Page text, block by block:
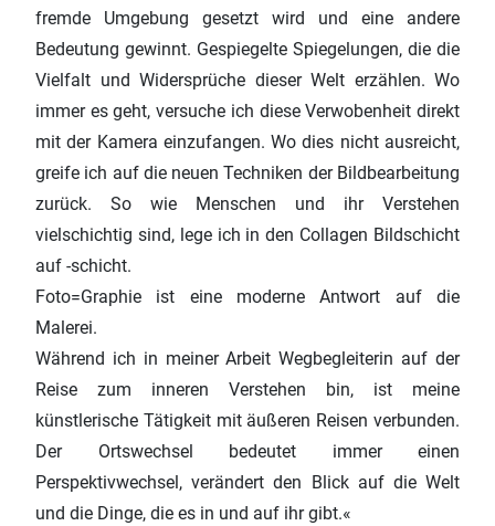
fremde Umgebung gesetzt wird und eine andere
Bedeutung gewinnt. Gespiegelte Spiegelungen, die die
Vielfalt und Widersprüche dieser Welt erzählen. Wo
immer es geht, versuche ich diese Verwobenheit direkt
mit der Kamera einzufangen. Wo dies nicht ausreicht,
greife ich auf die neuen Techniken der Bildbearbeitung
zurück. So wie Menschen und ihr Verstehen
vielschichtig sind, lege ich in den Collagen Bildschicht
auf -schicht.
Foto=Graphie ist eine moderne Antwort auf die
Malerei.
Während ich in meiner Arbeit Wegbegleiterin auf der
Reise zum inneren Verstehen bin, ist meine
künstlerische Tätigkeit mit äußeren Reisen verbunden.
Der Ortswechsel bedeutet immer einen
Perspektivwechsel, verändert den Blick auf die Welt
und die Dinge, die es in und auf ihr gibt.«